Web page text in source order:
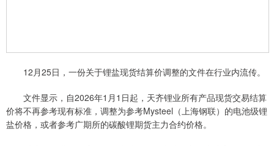
12月25日，一份关于锂盐现货结算价调整的文件在行业内流传。
文件显示，自2026年1月1日起，天齐锂业所有产品现货交易结算
价将不再参考现有标准，调整为参考Mysteel（上海钢联）的电池级锂
盐价格，或者参考广期所的碳酸锂期货主力合约价格。